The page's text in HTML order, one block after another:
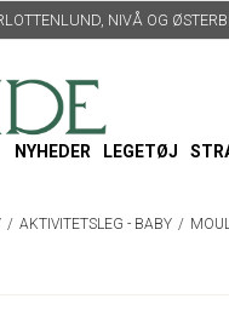
NIVÅ OG
NYHEDER LEGETØJ
/ AKTIVITETSLEG - BABY /